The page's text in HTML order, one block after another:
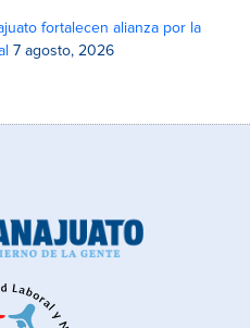
fortalecen alianza por la
7 agosto, 2026